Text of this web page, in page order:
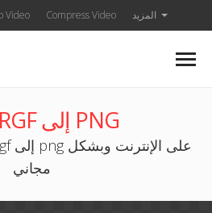
Video Compress Video المزيد
محول RGF إلى PNG
مجاني